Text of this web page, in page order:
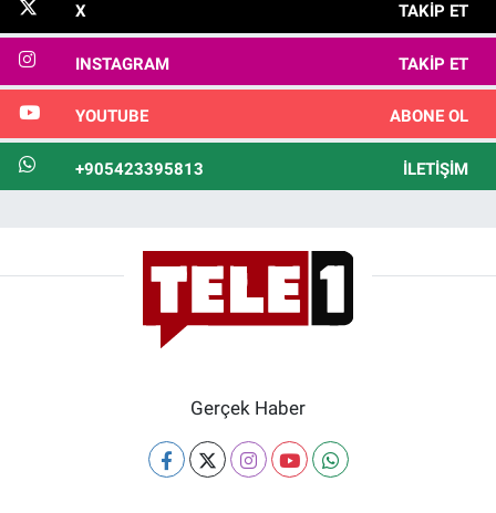
X TAKIP ET
INSTAGRAM TAKIP ET
YOUTUBE ABONE OL
+905423395813 İLETIŞIM
Gerçek Haber